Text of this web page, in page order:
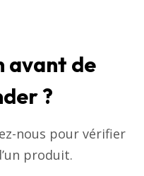
avant de
?
nous pour vérifier
produit.